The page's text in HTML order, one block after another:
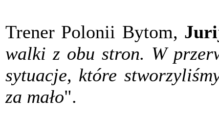
Trener Polonii Bytom,
walki z obu stron. W
sytuacje, które
za mało".